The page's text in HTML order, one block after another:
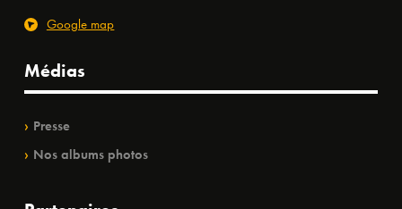
Google map
Médias
Presse
Nos albums photos